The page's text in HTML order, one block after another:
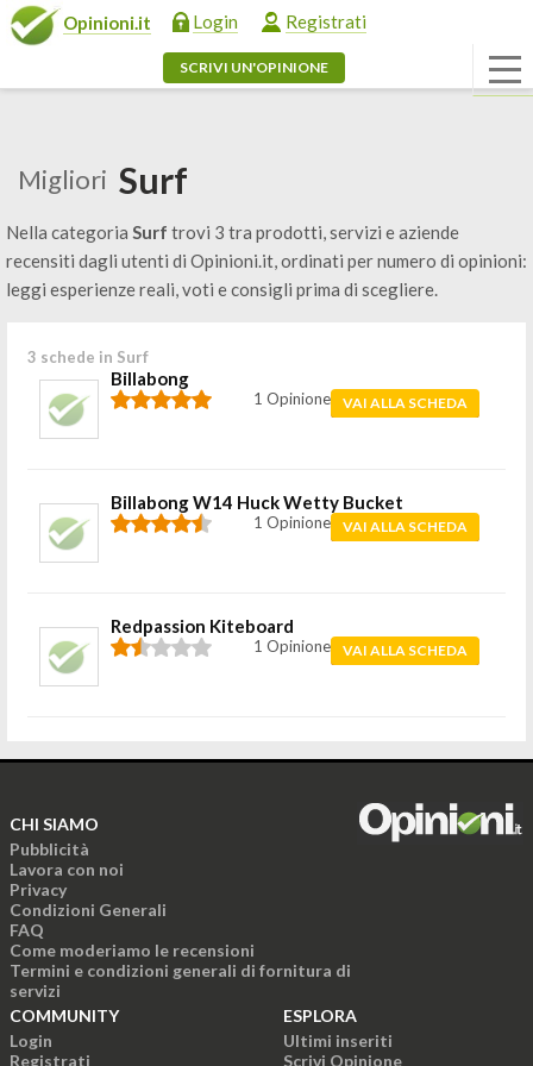
Opinioni.it Login Registrati
SCRIVI UN'OPINIONE
Migliori Surf
Nella categoria Surf trovi 3 tra prodotti, servizi e aziende
recensiti dagli utenti di Opinioni.it, ordinati per numero di opinioni:
leggi esperienze reali, voti e consigli prima di scegliere.
3 schede in Surf
Billabong
1 Opinione VAI ALLA SCHEDA
Billabong W14 Huck Wetty Bucket
1 Opinione VAI ALLA SCHEDA
Redpassion Kiteboard
1 Opinione VAI ALLA SCHEDA
CHI SIAMO
Pubblicità
Lavora con noi
Privacy
Condizioni Generali
FAQ
Come moderiamo le recensioni
Termini e condizioni generali di fornitura di
servizi
COMMUNITY
Login
Registrati
ESPLORA
Ultimi inseriti
Scrivi Opinione